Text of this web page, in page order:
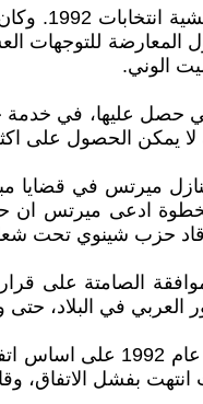
تأسس
المعارضة للتوجهات
الوني.
ميرتس المقاعد ال12 التي
لا يمكن الحصول على
ميرتس في قضايا
ادعى ميرتس
قاد حزب شينوي تحت
في البلاد، حتى
انضمام ميرتس
انتهت بفشل الاتفاق،